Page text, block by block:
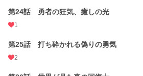
第24話 勇者の狂気、癒しの光
1
第25話 打ち砕かれる偽りの勇気
2